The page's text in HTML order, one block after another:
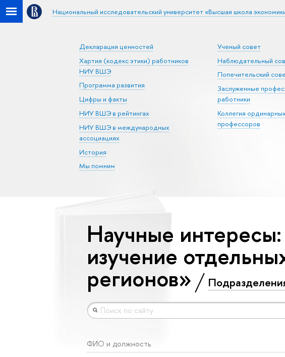
Национальный исследовательский университет «Высшая школа
Декларация ценностей
Хартия (кодекс этики) работников
НИУ ВШЭ
Программа развития
Цифры и факты
НИУ ВШЭ в рейтингах
НИУ ВШЭ в международных
ассоциациях
История
Мы помним
Ученый совет
Наблюдательный
Попечительский
Заслуженные
работники
Коллегия
профессоров
Научные
изучение
регионов»
ФИО и должность